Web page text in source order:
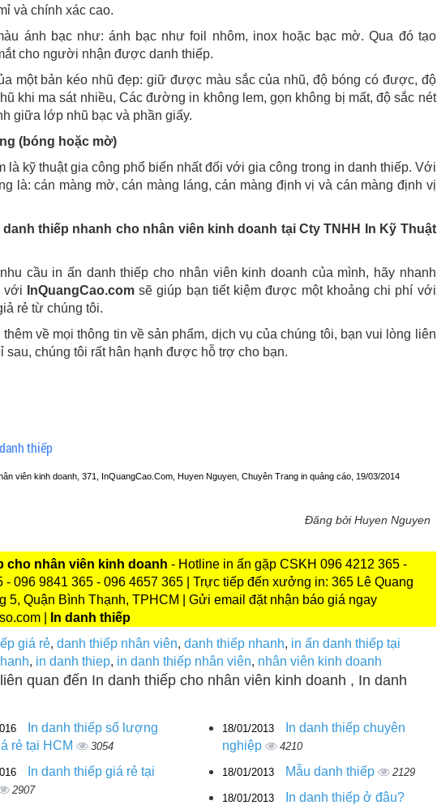
và chính xác cao.
ánh bạc như: ánh bạc như foil nhôm, inox hoặc bạc mờ. Qua đó tạo
cho người nhận được danh thiếp.
một bản kéo nhũ đẹp: giữ được màu sắc của nhũ, độ bóng có được, độ
khi ma sát nhiều, Các đường in không lem, gọn không bị mất, độ sắc nét
giữa lớp nhũ bạc và phần giấy.
(bóng hoặc mờ)
là kỹ thuật gia công phổ biến nhất đối với gia công trong in danh thiếp. Với
là: cán màng mờ, cán màng láng, cán màng định vị và cán màng định vị
danh thiếp nhanh cho nhân viên kinh doanh tại Cty TNHH In Kỹ Thuật
cầu in ấn danh thiếp cho nhân viên kinh doanh của mình, hãy nhanh
với
InQuangCao.comsẽ giúp bạn tiết kiệm được một khoảng chi phí với
rẻ từ chúng tôi.
về mọi thông tin về sản phẩm, dịch vụ của chúng tôi, bạn vui lòng liên
sau, chúng tôi rất hân hạnh được hỗ trợ cho bạn.
thiếp
viên kinh doanh, 371, InQuangCao.Com, Huyen Nguyen, Chuyên Trang in quảng cáo, 19/03/2014
Đăng bởi Huyen Nguyen
cho nhân viên kinh doanh - Hotline in ấn gặp CSKH 096 4212 365 -
- 096 9841 365 - 096 4657 365 | Trực tiếp đến xưởng in: 365 Lê Quang
5, Quận Bình Thạnh, TPHCM | Gửi email đặt nhận báo giá ngay
|
In danh thiếp
giá rẻ, danh thiếp nhân viên, danh thiếp nhanh, in ấn danh thiếp tại
, in danh thiep, in danh thiếp nhân viên, nhân viên kinh doanh
quan đến In danh thiếp cho nhân viên kinh doanh , In danh
In danh thiếp số lượng
rẻ tại HCM
3054
In danh thiếp giá rẻ tại
2907
18/01/2013
In danh thiếp chuyên
nghiệp
4210
18/01/2013 Mẫu danh thiếp 2129
18/01/2013 In danh thiếp ở đâu?